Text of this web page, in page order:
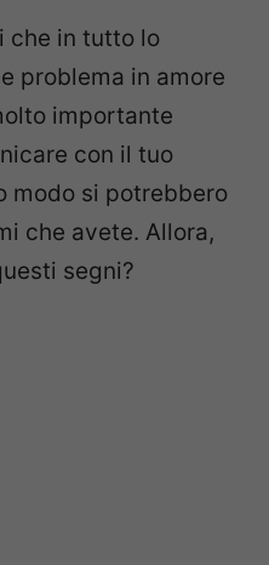
che in tutto lo
problema in amore
importante
con il tuo
modo si potrebbero
che avete. Allora,
segni?